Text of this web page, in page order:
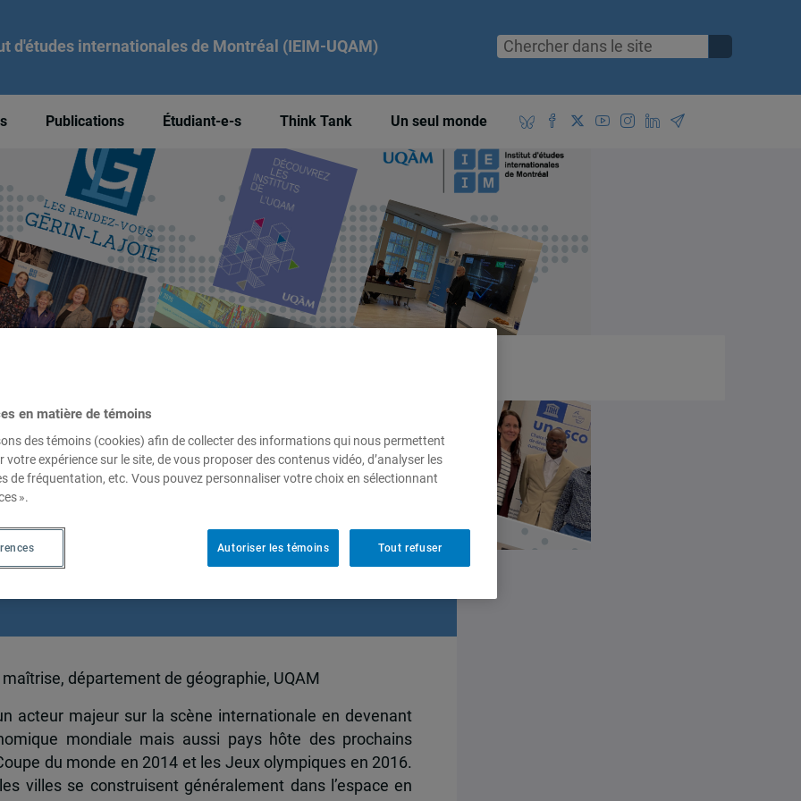
d'études internationales de Montréal (IEIM-UQAM)
Publications Étudiant-e-s Think Tank Un seul monde
des favelas de Rio dans
sportifs : les
urbain
département de géographie, UQAM
acteur majeur sur la scène internationale en devenant
mondiale mais aussi pays hôte des prochains
du monde en 2014 et les Jeux olympiques en 2016.
villes se construisent généralement dans l’espace en
en matière de témoins
des témoins (cookies) afin de collecter des informations qui nous permettent
votre expérience sur le site, de vous proposer des contenus vidéo, d’analyser les
de fréquentation, etc. Vous pouvez personnaliser votre choix en sélectionnant
».
Tout refuser
Autoriser les témoins